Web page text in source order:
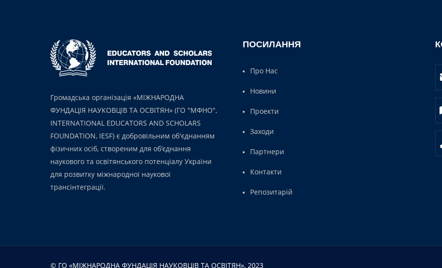
Громадська організація «МІЖНАРОДНА
ФУНДАЦІЯ НАУКОВЦІВ ТА ОСВІТЯН» (ГО "МФНО",
INTERNATIONAL EDUCATORS AND SCHOLARS
FOUNDATION, IESF) є добровільним об'єднанням
фізичних осіб, створеним для об’єднання
наукового та освітянського потенціалу України
для розвитку міжнародної наукової
трансінтеграції.
ПОСИЛАННЯ
Про Нас
Новини
Проекти
Заходи
Партнери
Контакти
Репозитарій
© ГО «МІЖНАРОДНА ФУНДАЦІЯ НАУКОВЦІВ ТА ОСВІТЯН», 2023